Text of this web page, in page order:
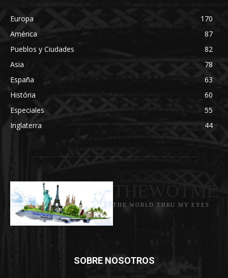
Europa
170
América
87
Pueblos y Ciudades
82
Asia
78
España
63
História
60
Especiales
55
Inglaterra
44
THE WORLD THRU MY EYES
SOBRE NOSOTROS